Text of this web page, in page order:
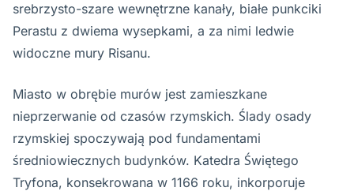
srebrzysto-szare wewnętrzne kanały, białe punkciki
Perastu z dwiema wysepkami, a za nimi ledwie
widoczne mury Risanu.
Miasto w obrębie murów jest zamieszkane
nieprzerwanie od czasów rzymskich. Ślady osady
rzymskiej spoczywają pod fundamentami
średniowiecznych budynków. Katedra Świętego
Tryfona, konsekrowana w 1166 roku, inkorporuje